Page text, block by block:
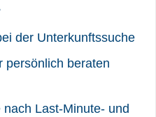
der Unterkunftssuche
persönlich beraten
Last-Minute- und